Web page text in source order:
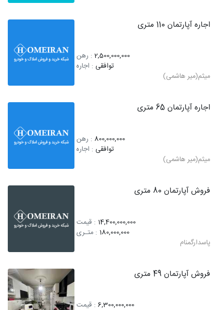
اجاره آپارتمان 110 متری
2,500,000,000 : رهن
توافقی : اجاره
میثم(میر هاشمی)
اجاره آپارتمان 65 متری
800,000,000 : رهن
توافقی : اجاره
میثم(میر هاشمی)
فروش آپارتمان 80 متری
14,400,000,000 : قیمت
180,000,000 : متـری
پاسدارگمنام
فروش آپارتمان 49 متری
6,300,000,000 : قیمت